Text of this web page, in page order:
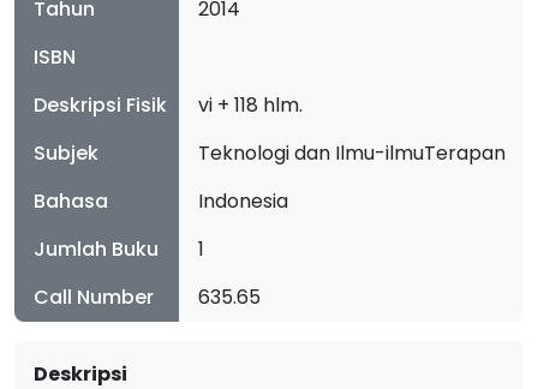
Tahun
2014
ISBN
Deskripsi Fisik
vi + 118 hlm.
Subjek
Teknologi dan Ilmu-ilmuTerapan
Bahasa
Indonesia
Jumlah Buku
1
Call Number
635.65
Deskripsi